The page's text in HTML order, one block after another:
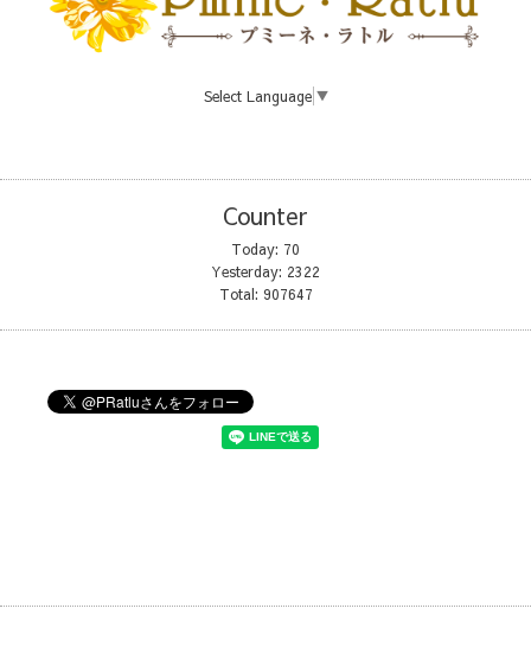
Select Language ▼
Counter
Today: 70
Yesterday: 2322
Total: 907647